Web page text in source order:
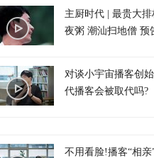
主厨时代 | 最贵大
夜粥 潮汕扫地僧 预
对谈小宇宙播客创
代播客会被取代吗?
不用看脸!播客“相亲